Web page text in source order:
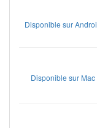
Disponible sur
Disponible sur Mac